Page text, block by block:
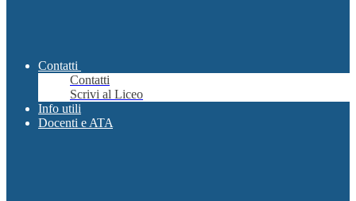
Contatti
Contatti
Scrivi al Liceo
Info utili
Docenti e ATA